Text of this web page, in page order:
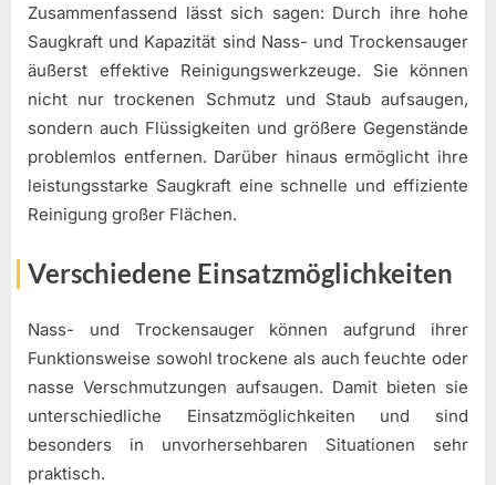
Zusammenfassend lässt sich sagen: Durch ihre hohe
Saugkraft und Kapazität sind Nass- und Trockensauger
äußerst effektive Reinigungswerkzeuge. Sie können
nicht nur trockenen Schmutz und Staub aufsaugen,
sondern auch Flüssigkeiten und größere Gegenstände
problemlos entfernen. Darüber hinaus ermöglicht ihre
leistungsstarke Saugkraft eine schnelle und effiziente
Reinigung großer Flächen.
Verschiedene Einsatzmöglichkeiten
Nass- und Trockensauger können aufgrund ihrer
Funktionsweise sowohl trockene als auch feuchte oder
nasse Verschmutzungen aufsaugen. Damit bieten sie
unterschiedliche Einsatzmöglichkeiten und sind
besonders in unvorhersehbaren Situationen sehr
praktisch.